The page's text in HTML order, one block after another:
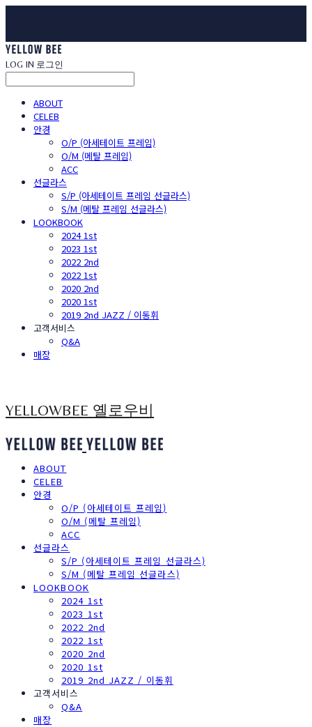
LOG IN 로그인
ABOUT
CELEB
안경
O/P (아세테이트 프레임)
O/M (메탈 프레임)
ACC
선글라스
S/P (아세테이트 프레임 선글라스)
S/M (메탈 프레임 선글라스)
LOOKBOOK
2024 1st
2023 1st
2022 2nd
2022 1st
2020 2nd
2020 1st
2019 2nd JAZZ / 이동휘
고객서비스
Q&A
매장
YELLOWBEE 옐로우비
ABOUT
CELEB
안경
O/P (아세테이트 프레임)
O/M (메탈 프레임)
ACC
선글라스
S/P (아세테이트 프레임 선글라스)
S/M (메탈 프레임 선글라스)
LOOKBOOK
2024 1st
2023 1st
2022 2nd
2022 1st
2020 2nd
2020 1st
2019 2nd JAZZ / 이동휘
고객서비스
Q&A
매장